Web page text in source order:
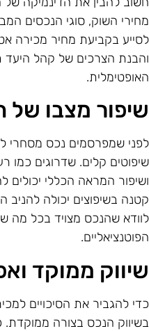
השוק, סוגי הנכסים
בקביעת מחיר מכירה
הצרכים של קהל היעד
מצבו של
שמפרסמים נכס מסחרי
קלים. שדרוגים כמו
המראה הכללי
בשיפוצים יכולה
שהנכס מצויד בכל מה
ממוקד
להגביר את הסיכויים
הנכס בצורה